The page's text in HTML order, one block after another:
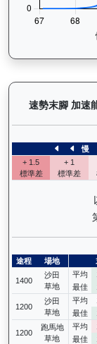
速勢末腳 加速
慢
+ 1.5
標準差
+ 1
標準差
途程 場地
1400
沙田
草地
平均
最佳
1200
沙田
草地
平均
最佳
1200
跑馬地
草地
平均
最佳